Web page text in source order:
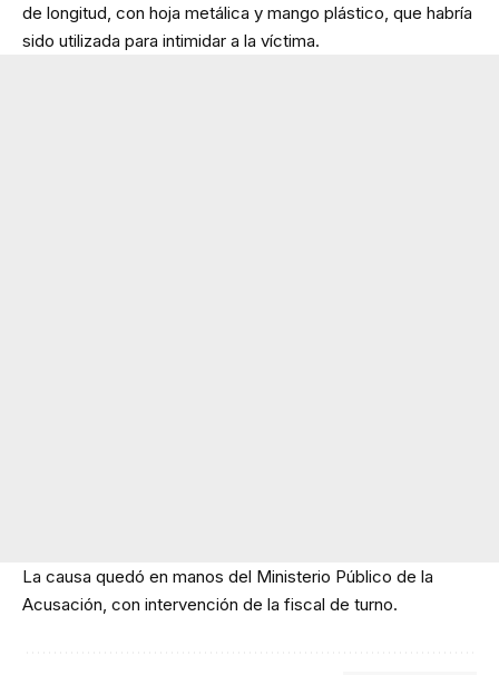
de longitud, con hoja metálica y mango plástico, que habría
sido utilizada para intimidar a la víctima.
La causa quedó en manos del Ministerio Público de la
Acusación, con intervención de la fiscal de turno.